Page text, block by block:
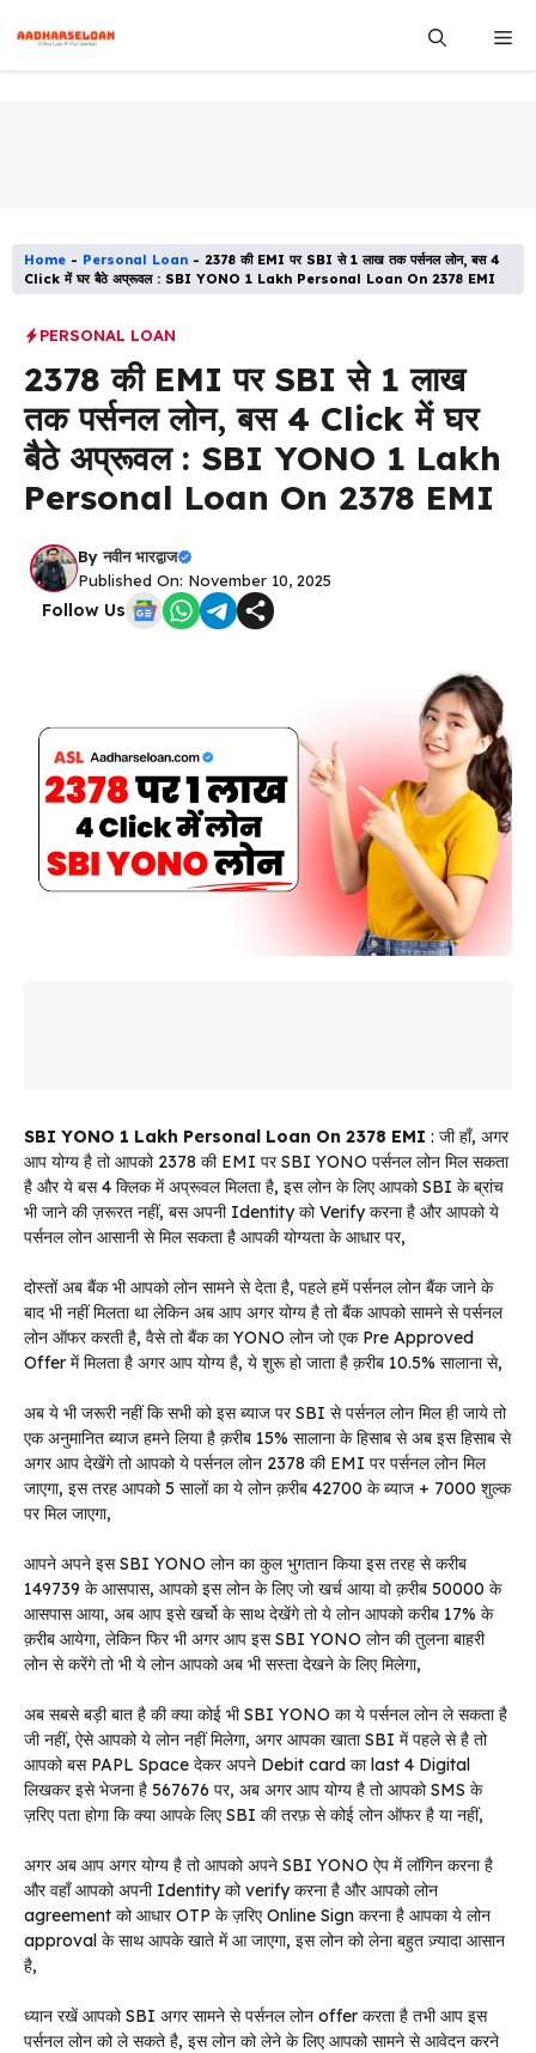
content
Home - Personal Loan - 2378 की EMI पर SBI से 1 लाख तक पर्सनल लोन, बस 4
Click में घर बैठे अप्रूवल : SBI YONO 1 Lakh Personal Loan On 2378 EMI
PERSONAL LOAN
2378 की EMI पर SBI से 1 लाख
तक पर्सनल लोन, बस 4 Click में घर
बैठे अप्रूवल : SBI YONO 1 Lakh
Personal Loan On 2378 EMI
Byनवीन भारद्वाज
Published On: November 10, 2025
Follow Us
SBI YONO 1 Lakh Personal Loan On 2378 EMI : जी हाँ, अगर
आप योग्य है तो आपको 2378 की EMI पर SBI YONO पर्सनल लोन मिल सकता
है और ये बस 4 क्लिक में अप्रूवल मिलता है, इस लोन के लिए आपको SBI के ब्रांच
भी जाने की ज़रूरत नहीं, बस अपनी Identity को Verify करना है और आपको ये
पर्सनल लोन आसानी से मिल सकता है आपकी योग्यता के आधार पर,
दोस्तों अब बैंक भी आपको लोन सामने से देता है, पहले हमें पर्सनल लोन बैंक जाने के
बाद भी नहीं मिलता था लेकिन अब आप अगर योग्य है तो बैंक आपको सामने से पर्सनल
लोन ऑफर करती है, वैसे तो बैंक का YONO लोन जो एक Pre Approved
Offer में मिलता है अगर आप योग्य है, ये शुरू हो जाता है क़रीब 10.5% सालाना से,
अब ये भी जरूरी नहीं कि सभी को इस ब्याज पर SBI से पर्सनल लोन मिल ही जाये तो
एक अनुमानित ब्याज हमने लिया है क़रीब 15% सालाना के हिसाब से अब इस हिसाब से
अगर आप देखेंगे तो आपको ये पर्सनल लोन 2378 की EMI पर पर्सनल लोन मिल
जाएगा, इस तरह आपको 5 सालों का ये लोन क़रीब 42700 के ब्याज + 7000 शुल्क
पर मिल जाएगा,
आपने अपने इस SBI YONO लोन का कुल भुगतान किया इस तरह से करीब
149739 के आसपास, आपको इस लोन के लिए जो खर्च आया वो क़रीब 50000 के
आसपास आया, अब आप इसे खर्चो के साथ देखेंगे तो ये लोन आपको करीब 17% के
क़रीब आयेगा, लेकिन फिर भी अगर आप इस SBI YONO लोन की तुलना बाहरी
लोन से करेंगे तो भी ये लोन आपको अब भी सस्ता देखने के लिए मिलेगा,
अब सबसे बड़ी बात है की क्या कोई भी SBI YONO का ये पर्सनल लोन ले सकता है
जी नहीं, ऐसे आपको ये लोन नहीं मिलेगा, अगर आपका खाता SBI में पहले से है तो
आपको बस PAPL Space देकर अपने Debit card का last 4 Digital
लिखकर इसे भेजना है 567676 पर, अब अगर आप योग्य है तो आपको SMS के
ज़रिए पता होगा कि क्या आपके लिए SBI की तरफ़ से कोई लोन ऑफर है या नहीं,
अगर अब आप अगर योग्य है तो आपको अपने SBI YONO ऐप में लॉगिन करना है
और वहाँ आपको अपनी Identity को verify करना है और आपको लोन
agreement को आधार OTP के ज़रिए Online Sign करना है आपका ये लोन
approval के साथ आपके खाते में आ जाएगा, इस लोन को लेना बहुत ज़्यादा आसान
है,
ध्यान रखें आपको SBI अगर सामने से पर्सनल लोन offer करता है तभी आप इस
पर्सनल लोन को ले सकते है, इस लोन को लेने के लिए आपको सामने से आवेदन करने